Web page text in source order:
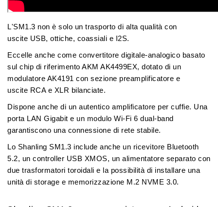
L'SM1.3 non è solo un trasporto di alta qualità con
uscite USB, ottiche, coassiali e I2S.
Eccelle anche come convertitore digitale-analogico basato
sul chip di riferimento AKM AK4499EX, dotato di un
modulatore AK4191 con sezione preamplificatore e
uscite RCA e XLR bilanciate.
Dispone anche di un autentico amplificatore per cuffie. Una
porta LAN Gigabit e un modulo Wi-Fi 6 dual-band
garantiscono una connessione di rete stabile.
Lo Shanling SM1.3 include anche un ricevitore Bluetooth
5.2, un controller USB XMOS, un alimentatore separato con
due trasformatori toroidali e la possibilità di installare una
unità di storage e memorizzazione M.2 NVME 3.0.